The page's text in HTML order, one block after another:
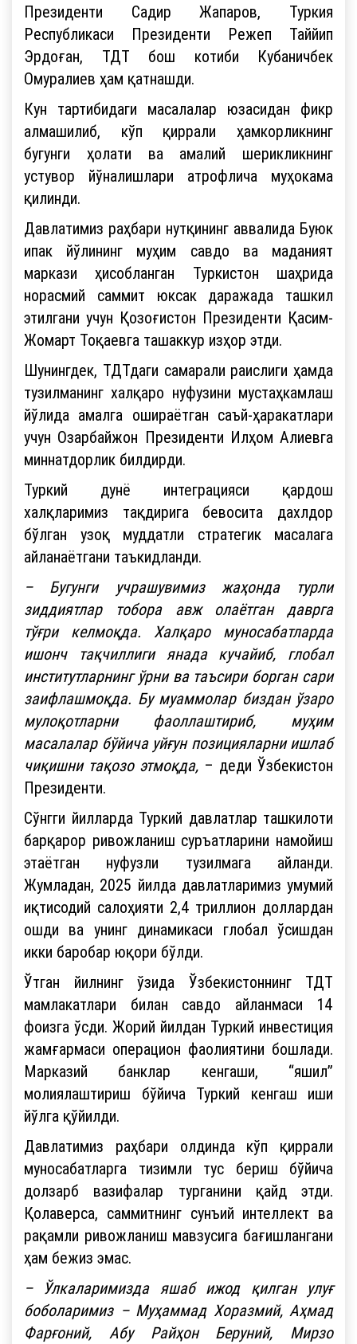
Президенти Садир Жапаров, Туркия
Республикаси Президенти Режеп Таййип
Эрдоған, ТДТ бош котиби Кубаничбек
Омуралиев ҳам қатнашди.
Кун тартибидаги масалалар юзасидан фикр
алмашилиб, кўп қиррали ҳамкорликнинг
бугунги ҳолати ва амалий шерикликнинг
устувор йўналишлари атрофлича муҳокама
қилинди.
Давлатимиз раҳбари нутқининг аввалида Буюк
ипак йўлининг муҳим савдо ва маданият
маркази ҳисобланган Туркистон шаҳрида
норасмий саммит юксак даражада ташкил
этилгани учун Қозоғистон Президенти Қасим-
Жомарт Тоқаевга ташаккур изҳор этди.
Шунингдек, ТДТдаги самарали раислиги ҳамда
тузилманинг халқаро нуфузини мустаҳкамлаш
йўлида амалга ошираётган саъй-ҳаракатлари
учун Озарбайжон Президенти Илҳом Алиевга
миннатдорлик билдирди.
Туркий дунё интеграцияси қардош
халқларимиз тақдирига бевосита дахлдор
бўлган узоқ муддатли стратегик масалага
айланаётгани таъкидланди.
– Бугунги учрашувимиз жаҳонда турли
зиддиятлар тобора авж олаётган даврга
тўғри келмоқда. Халқаро муносабатларда
ишонч тақчиллиги янада кучайиб, глобал
институтларнинг ўрни ва таъсири борган сари
заифлашмоқда. Бу муаммолар биздан ўзаро
мулоқотларни фаоллаштириб, муҳим
масалалар бўйича уйғун позицияларни ишлаб
чиқишни тақозо этмоқда, – деди Ўзбекистон
Президенти.
Сўнгги йилларда Туркий давлатлар ташкилоти
барқарор ривожланиш суръатларини намойиш
этаётган нуфузли тузилмага айланди.
Жумладан, 2025 йилда давлатларимиз умумий
иқтисодий салоҳияти 2,4 триллион доллардан
ошди ва унинг динамикаси глобал ўсишдан
икки баробар юқори бўлди.
Ўтган йилнинг ўзида Ўзбекистоннинг ТДТ
мамлакатлари билан савдо айланмаси 14
фоизга ўсди. Жорий йилдан Туркий инвестиция
жамғармаси операцион фаолиятини бошлади.
Марказий банклар кенгаши, “яшил”
молиялаштириш бўйича Туркий кенгаш иши
йўлга қўйилди.
Давлатимиз раҳбари олдинда кўп қиррали
муносабатларга тизимли тус бериш бўйича
долзарб вазифалар турганини қайд этди.
Қолаверса, саммитнинг сунъий интеллект ва
рақамли ривожланиш мавзусига бағишлангани
ҳам бежиз эмас.
– Ўлкаларимизда яшаб ижод қилган улуғ
боболаримиз – Муҳаммад Хоразмий, Аҳмад
Фарғоний, Абу Райҳон Беруний, Мирзо